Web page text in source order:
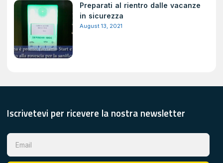
Preparati al rientro dalle vacanze
in sicurezza
August 13, 2021
Iscrivetevi per ricevere la nostra newsletter